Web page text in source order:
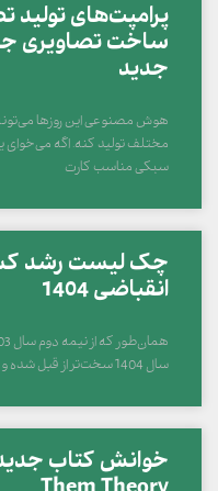
ساخت تصاویری
جدید
هوش مصنوعی این روزها
مختلف تولید کنه. اگه
سبکی مناسب کارت
چک لیست رشد
انقباضی 1404
سال 1404 سخت‌تر از قبل شده و بسیاری از کسب‌و کارها در صنایع